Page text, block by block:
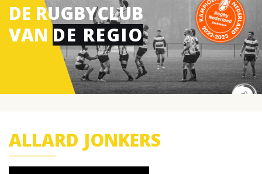
DE RUGBYCLUB
VAN DE REGIO
ALLARD JONKERS